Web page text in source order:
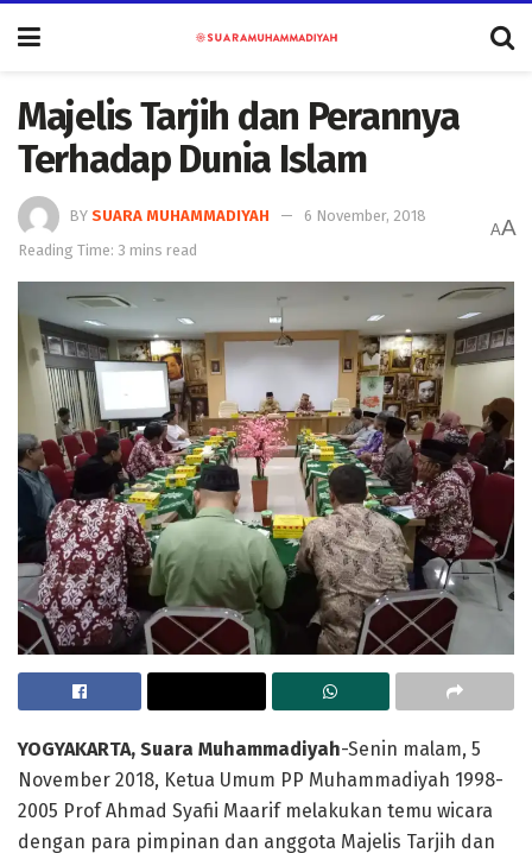
Majelis Tarjih dan Perannya
Terhadap Dunia Islam
BY SUARA MUHAMMADIYAH
6 November, 2018
Reading Time: 3 mins read
AA
YOGYAKARTA, Suara Muhammadiyah-Senin malam, 5
November 2018, Ketua Umum PP Muhammadiyah 1998-
2005 Prof Ahmad Syafii Maarif melakukan temu wicara
dengan para pimpinan dan anggota Majelis Tarjih dan